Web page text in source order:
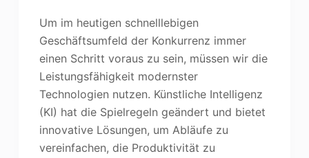
Um im heutigen schnelllebigen
Geschäftsumfeld der Konkurrenz immer
einen Schritt voraus zu sein, müssen wir die
Leistungsfähigkeit modernster
Technologien nutzen. Künstliche Intelligenz
(KI) hat die Spielregeln geändert und bietet
innovative Lösungen, um Abläufe zu
vereinfachen, die Produktivität zu